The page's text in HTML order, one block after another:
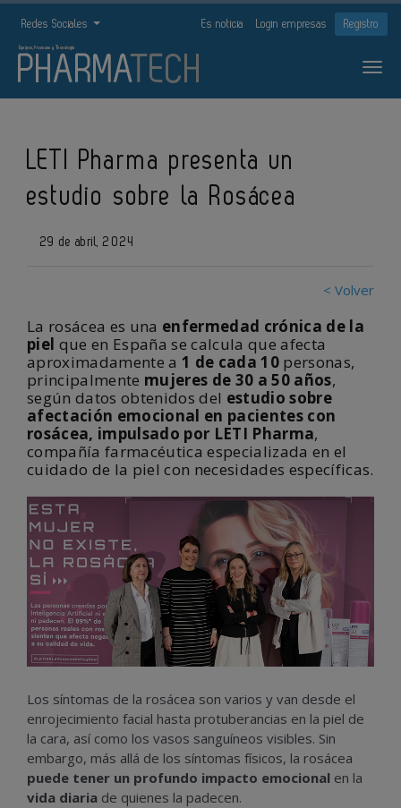
Redes Sociales Es noticia Login empresas Registro
LETI Pharma presenta un
estudio sobre la Rosácea
29 de abril, 2024
< Volver
La rosácea es una enfermedad crónica de la
piel que en España se calcula que afecta
aproximadamente a 1 de cada 10 personas,
principalmente mujeres de 30 a 50 años,
según datos obtenidos del estudio sobre
afectación emocional en pacientes con
rosácea, impulsado por LETI Pharma,
compañía farmacéutica especializada en el
cuidado de la piel con necesidades específicas.
Los síntomas de la rosácea son varios y van desde el
enrojecimiento facial hasta protuberancias en la piel de
la cara, así como los vasos sanguíneos visibles. Sin
embargo, más allá de los síntomas físicos, la rosácea
puede tener un profundo impacto emocional en la
vida diaria de quienes la padecen.